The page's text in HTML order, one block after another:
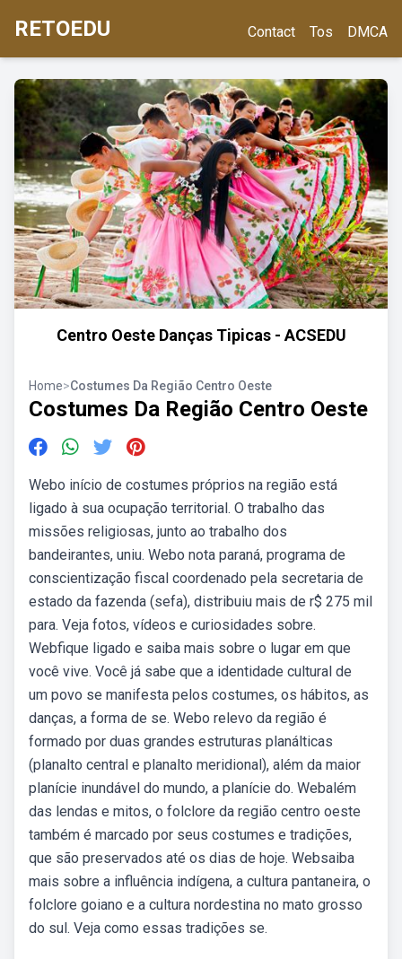
RETOEDU Contact Tos DMCA
Centro Oeste Danças Tipicas - ACSEDU
Home>Costumes Da Região Centro Oeste
Costumes Da Região Centro Oeste
Webo início de costumes próprios na região está
ligado à sua ocupação territorial. O trabalho das
missões religiosas, junto ao trabalho dos
bandeirantes, uniu. Webo nota paraná, programa de
conscientização fiscal coordenado pela secretaria de
estado da fazenda (sefa), distribuiu mais de r$ 275 mil
para. Veja fotos, vídeos e curiosidades sobre.
Webfique ligado e saiba mais sobre o lugar em que
você vive. Você já sabe que a identidade cultural de
um povo se manifesta pelos costumes, os hábitos, as
danças, a forma de se. Webo relevo da região é
formado por duas grandes estruturas planálticas
(planalto central e planalto meridional), além da maior
planície inundável do mundo, a planície do. Webalém
das lendas e mitos, o folclore da região centro oeste
também é marcado por seus costumes e tradições,
que são preservados até os dias de hoje. Websaiba
mais sobre a influência indígena, a cultura pantaneira, o
folclore goiano e a cultura nordestina no mato grosso
do sul. Veja como essas tradições se.